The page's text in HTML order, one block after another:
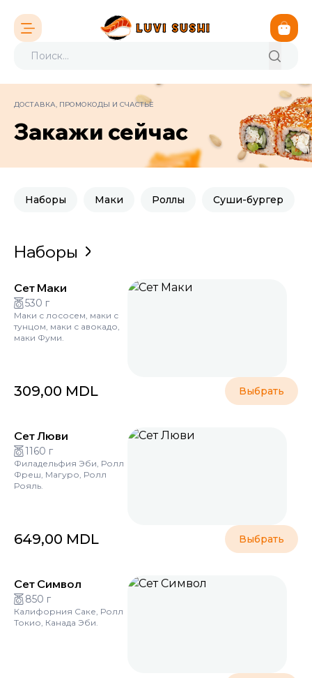
ДОСТАВКА, ПРОМОКОДЫ И СЧАСТЬЕ
Закажи сейчас
Наборы Маки Роллы Суши-бургер
Наборы
Сет Маки
530 г
Маки с лососем, маки с
тунцом, маки с авокадо,
маки Фуми.
309,00 MDL Выбрать
Сет Люви
1160 г
Филадельфия Эби, Ролл
Фреш, Магуро, Ролл
Рояль.
649,00 MDL Выбрать
Сет Символ
850 г
Калифорния Саке, Ролл
Токио, Канада Эби.